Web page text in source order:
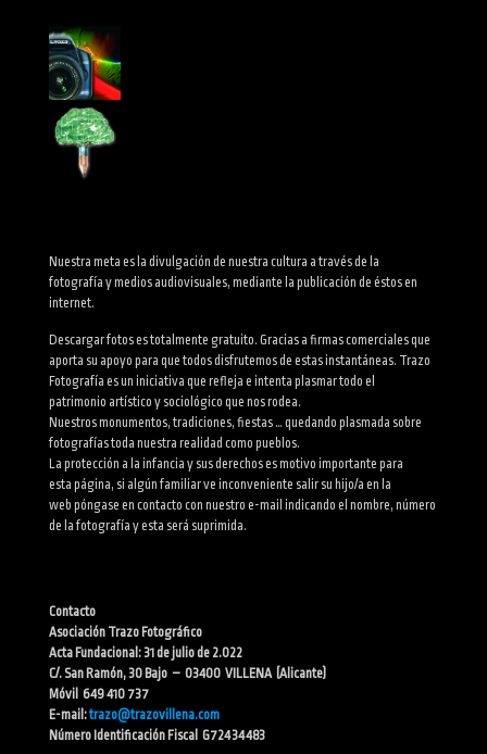
Nuestra meta es la divulgación de nuestra cultura a través de la
fotografía y medios audiovisuales, mediante la publicación de éstos en
internet.
Descargar fotos es totalmente gratuito. Gracias a firmas comerciales que
aporta su apoyo para que todos disfrutemos de estas instantáneas. Trazo
Fotografía es un iniciativa que refleja e intenta plasmar todo el
patrimonio artístico y sociológico que nos rodea.
Nuestros monumentos, tradiciones, fiestas … quedando plasmada sobre
fotografías toda nuestra realidad como pueblos.
La protección a la infancia y sus derechos es motivo importante para
esta página, si algún familiar ve inconveniente salir su hijo/a en la
web póngase en contacto con nuestro e-mail indicando el nombre, número
de la fotografía y esta será suprimida.
Contacto
Asociación Trazo Fotográfico
Acta Fundacional: 31 de julio de 2.022
C/. San Ramón, 30 Bajo – 03400 VILLENA (Alicante)
Móvil 649 410 737
E-mail:trazo@trazovillena.com
Número Identificación Fiscal G72434483